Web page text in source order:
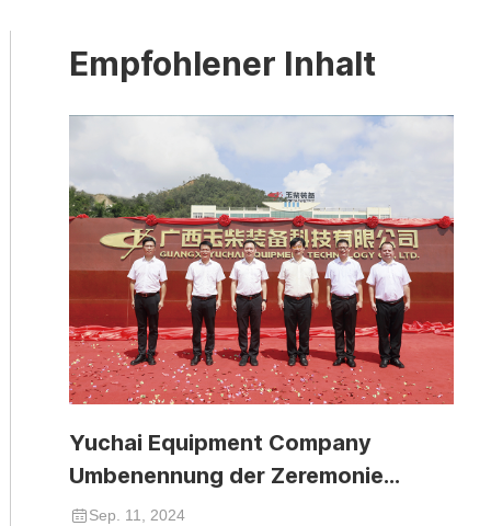
Empfohlener Inhalt
Yuchai Equipment Company
Umbenennung der Zeremonie
erfolgreich abgehalten
Sep. 11, 2024